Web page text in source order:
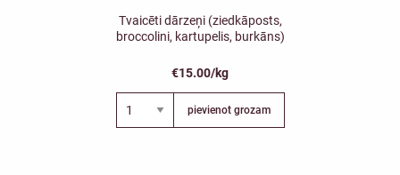
Tvaicēti dārzeņi (ziedkāposts,
broccolini, kartupelis, burkāns)
€15.00/kg
pievienot grozam